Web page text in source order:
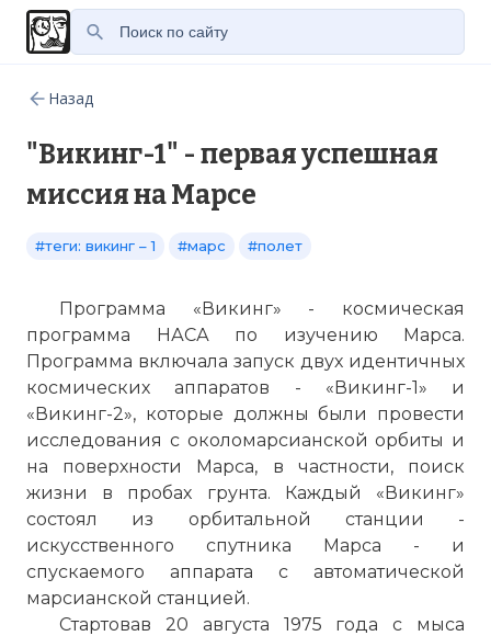
Назад
"Викинг-1" - первая успешная
миссия на Марсе
#теги: викинг – 1 #марс #полет
Программа «Викинг» - космическая
программа НАСА по изучению Марса.
Программа включала запуск двух идентичных
космических аппаратов - «Викинг-1» и
«Викинг-2», которые должны были провести
исследования с околомарсианской орбиты и
на поверхности Марса, в частности, поиск
жизни в пробах грунта. Каждый «Викинг»
состоял из орбитальной станции -
искусственного спутника Марса - и
спускаемого аппарата с автоматической
марсианской станцией.
Стартовав 20 августа 1975 года с мыса